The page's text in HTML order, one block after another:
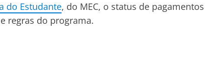
do Estudante, do MEC, o status de pagamentos
regras do programa.